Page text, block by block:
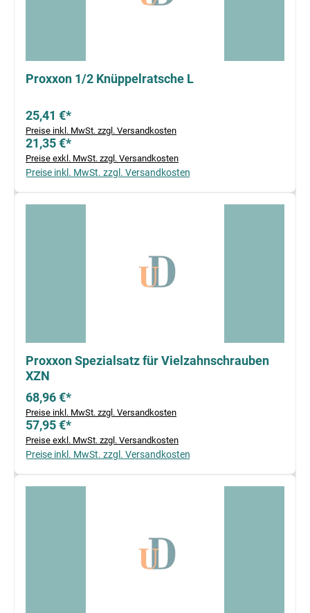
Proxxon 1/2 Knüppelratsche L
25,41 €*
Preise inkl. MwSt. zzgl. Versandkosten
21,35 €*
Preise exkl. MwSt. zzgl. Versandkosten
Preise inkl. MwSt. zzgl. Versandkosten
Proxxon Spezialsatz für Vielzahnschrauben
XZN
68,96 €*
Preise inkl. MwSt. zzgl. Versandkosten
57,95 €*
Preise exkl. MwSt. zzgl. Versandkosten
Preise inkl. MwSt. zzgl. Versandkosten